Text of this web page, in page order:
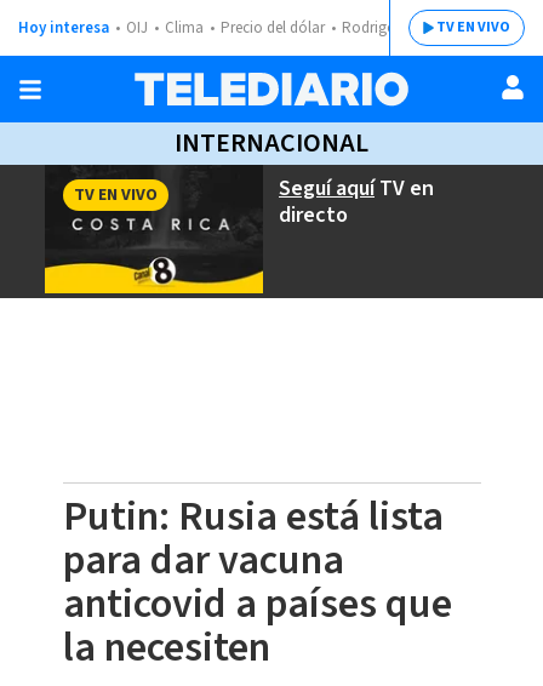
Hoy interesa OIJ Clima Precio del dólar Rodrigo ChavesTV EN VIVO
INTERNACIONAL
Seguí aquíTV en
directo
TV EN VIVO
Putin: Rusia está lista
para dar vacuna
anticovid a países que
la necesiten